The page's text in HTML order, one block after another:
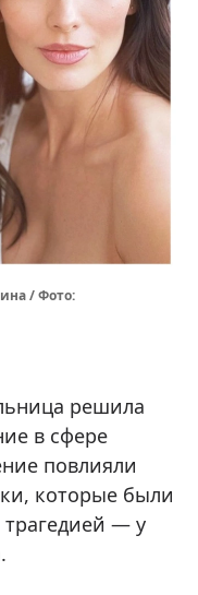
/ Фото:
решила
в сфере
повлияли
которые были
— у